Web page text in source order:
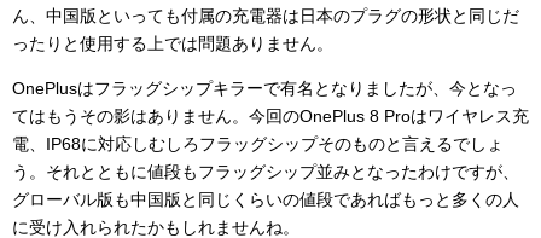
ん、中国版といっても付属の充電器は日本のプラグの形状と同じだ
ったりと使用する上では問題ありません。
OnePlusはフラッグシップキラーで有名となりましたが、今となっ
てはもうその影はありません。今回のOnePlus 8 Proはワイヤレス充
電、IP68に対応しむしろフラッグシップそのものと言えるでしょ
う。それとともに値段もフラッグシップ並みとなったわけですが、
グローバル版も中国版と同じくらいの値段であればもっと多くの人
に受け入れられたかもしれませんね。